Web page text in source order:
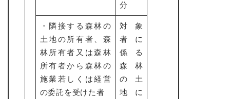
分
・隣接する森林の
土地の所有者、森
林所有者又は森林
所有者から森林の
施業若しくは経営
の委託を受けた者
対象
者に
係る
森林
の土
地に